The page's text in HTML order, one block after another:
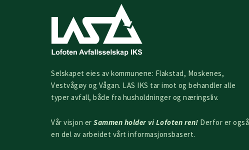
Selskapet eies av kommunene: Flakstad, Moskenes,
Vestvågøy og Vågan. LAS IKS tar imot og behandler alle
typer avfall, både fra husholdninger og næringsliv.
Vår visjon er Sammen holder vi Lofoten ren! Derfor er også
en del av arbeidet vårt informasjonsbasert.